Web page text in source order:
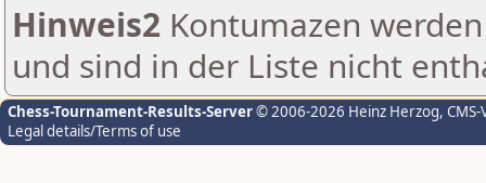
Hinweis2 Kontumazen
und sind in der Liste nicht
Chess-Tournament-Results-Server© 2006-2026 Heinz Herzog,
Legal details/Terms of use